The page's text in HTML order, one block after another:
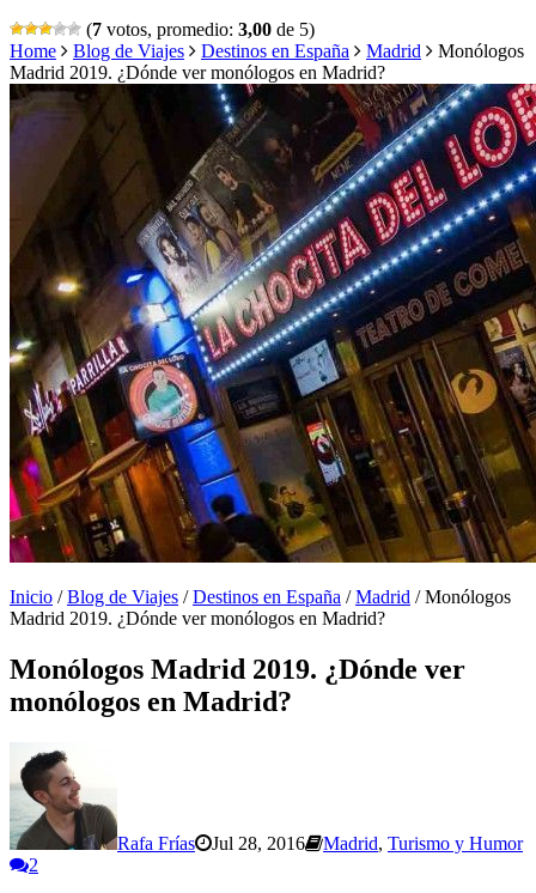
(7 votos, promedio: 3,00 de 5)
Home
Blog de Viajes Destinos en España Madrid
Monólogos
Madrid 2019. ¿Dónde ver monólogos en Madrid?
Inicio /Blog de Viajes /Destinos en España /Madrid /Monólogos
Madrid 2019. ¿Dónde ver monólogos en Madrid?
Monólogos Madrid 2019. ¿Dónde ver
monólogos en Madrid?
Rafa Frías Jul 28, 2016 Madrid, Turismo y Humor
2